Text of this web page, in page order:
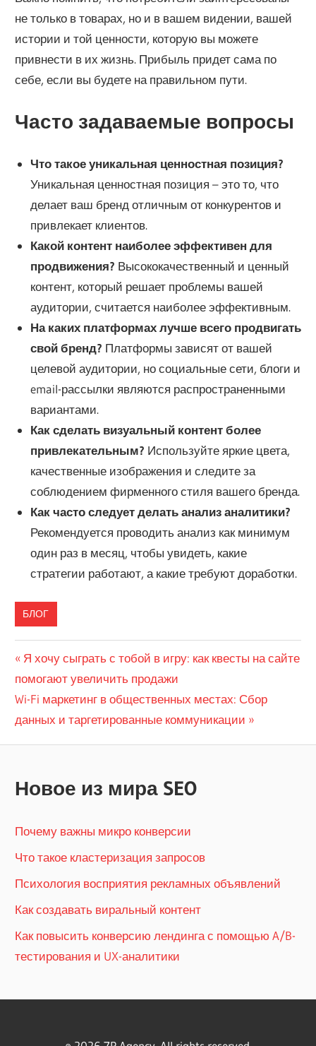
не только в товарах, но и в вашем видении, вашей
истории и той ценности, которую вы можете
привнести в их жизнь. Прибыль придет сама по
себе, если вы будете на правильном пути.
Часто задаваемые вопросы
Что такое уникальная ценностная позиция?
Уникальная ценностная позиция – это то, что
делает ваш бренд отличным от конкурентов и
привлекает клиентов.
Какой контент наиболее эффективен для
продвижения? Высококачественный и ценный
контент, который решает проблемы вашей
аудитории, считается наиболее эффективным.
На каких платформах лучше всего продвигать
свой бренд? Платформы зависят от вашей
целевой аудитории, но социальные сети, блоги и
email-рассылки являются распространенными
вариантами.
Как сделать визуальный контент более
привлекательным? Используйте яркие цвета,
качественные изображения и следите за
соблюдением фирменного стиля вашего бренда.
Как часто следует делать анализ аналитики?
Рекомендуется проводить анализ как минимум
один раз в месяц, чтобы увидеть, какие
стратегии работают, а какие требуют доработки.
БЛОГ
Навигация
по
записям
Предыдущая
запись:
Я хочу сыграть с тобой в игру: как квесты на сайте
помогают увеличить продажи
Следующая
запись:
Wi-Fi маркетинг в общественных местах: Сбор
данных и таргетированные коммуникации
Новое из мира SEO
Почему важны микро конверсии
Что такое кластеризация запросов
Психология восприятия рекламных объявлений
Как создавать виральный контент
Как повысить конверсию лендинга с помощью A/B-
тестирования и UX-аналитики